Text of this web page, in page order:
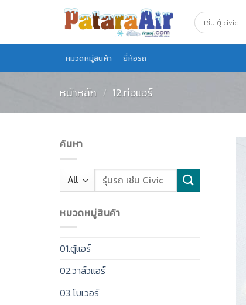
หมวดหมู่สินค้า ยี่ห้อรถ
หน้าหลัก / 12.ท่อแอร์
ค้นหา
หมวดหมู่สินค้า
01.ตู้แอร์
02.วาล์วแอร์
03.โบเวอร์